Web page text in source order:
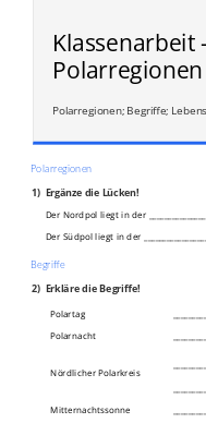
Klassenarbeit
Polarregionen
Polarregionen; Begriffe;
Polarregionen
1) Ergänze die Lücken!
Der Nordpol liegt in der
Der Südpol liegt in der
Begriffe
2) Erkläre die Begriffe!
Polartag
Polarnacht
Nördlicher Polarkreis
Mitternachtssonne